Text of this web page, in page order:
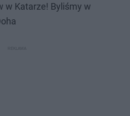
w Katarze! Byliśmy w